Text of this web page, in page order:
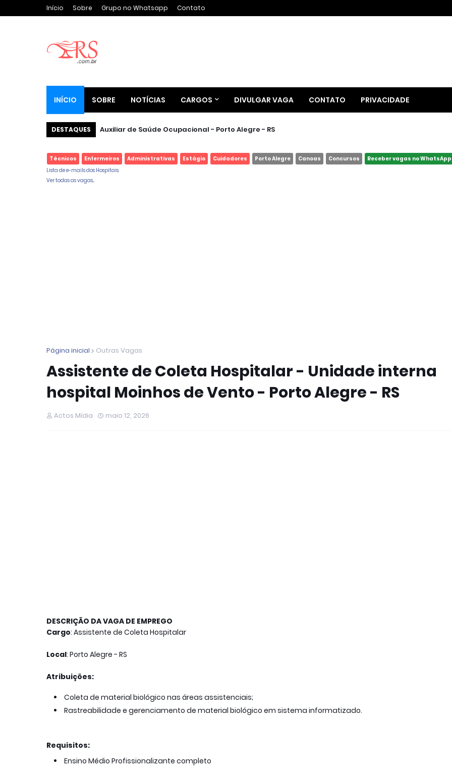
Início Sobre Grupo no Whatsapp Contato
INÍCIO SOBRE NOTÍCIAS CARGOS DIVULGAR VAGA CONTATO PRIVACIDADE
DESTAQUES Auxiliar de Saúde Ocupacional - Porto Alegre - RS
Técnicos Enfermeiros Administrativas Estágio Cuidadores Porto Alegre Canoas Concursos
Receber vagas no WhatsApp
Lista de e-mails dos Hospitais.
Ver todas as vagas...
Página inicial Outras Vagas
Assistente de Coleta Hospitalar - Unidade interna
hospital Moinhos de Vento - Porto Alegre - RS
Actos Mídia maio 12, 2026
DESCRIÇÃO DA VAGA DE EMPREGO
Cargo: Assistente de Coleta Hospitalar
Local: Porto Alegre - RS
Atribuições:
Coleta de material biológico nas áreas assistenciais;
Rastreabilidade e gerenciamento de material biológico em sistema informatizado.
Requisitos:
Ensino Médio Profissionalizante completo